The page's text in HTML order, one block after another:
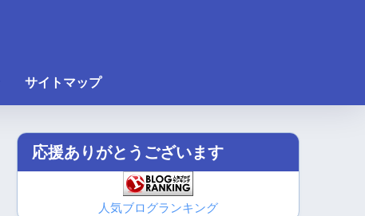
サイトマップ
応援ありがとうございます
人気ブログランキング